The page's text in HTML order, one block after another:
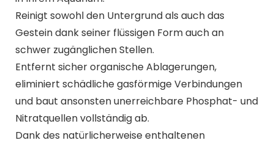
Reinigt sowohl den Untergrund als auch das
Gestein dank seiner flüssigen Form auch an
schwer zugänglichen Stellen.
Entfernt sicher organische Ablagerungen,
eliminiert schädliche gasförmige Verbindungen
und baut ansonsten unerreichbare Phosphat- und
Nitratquellen vollständig ab.
Dank des natürlicherweise enthaltenen